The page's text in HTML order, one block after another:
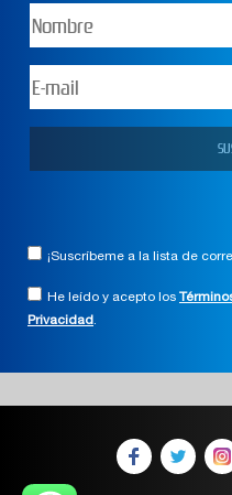
¡Suscríbeme a la lista de
He leído y acepto los
Privacidad.